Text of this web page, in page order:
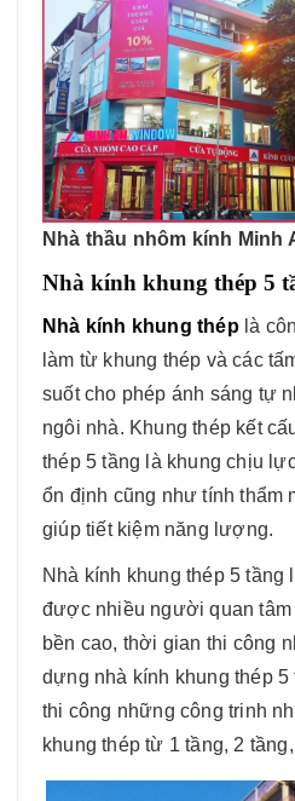
Nhà thầu nhôm kính Minh
Nhà kính khung thép 5
Nhà kính khung théplà
làm từ khung thép và các
suốt cho phép ánh sáng tự
ngôi nhà. Khung thép kết
thép 5 tầng là khung chịu
ổn định cũng như tính thẩm
giúp tiết kiệm năng lượng.
Nhà kính khung thép 5 tầng
được nhiều người quan
bền cao, thời gian thi công
dựng nhà kính khung thép 5
thi công những công trinh
khung thép từ 1 tầng, 2